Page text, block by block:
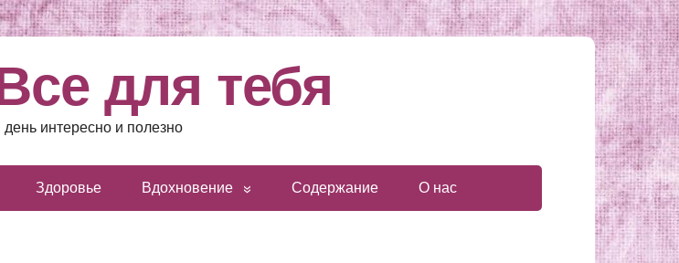
для тебя
интересно и полезно
Здоровье Вдохновение Содержание О нас